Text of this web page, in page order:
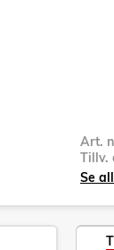
Art.
Tillv.
Se